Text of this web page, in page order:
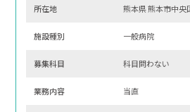
所在地 熊本県 熊本市中央
施設種別 一般病院
募集科⽬ 科目問わない
業務内容 当直